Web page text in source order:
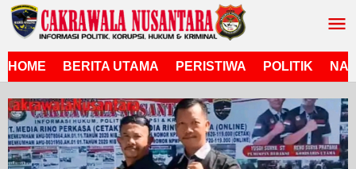
Lewati
ke
HOME
BERITA UTAMA PERISTIWA POLITIK